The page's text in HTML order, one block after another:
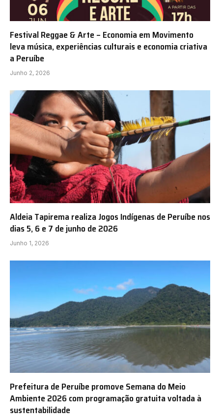
Festival Reggae & Arte – Economia em Movimento
leva música, experiências culturais e economia criativa
a Peruíbe
Junho 2, 2026
Aldeia Tapirema realiza Jogos Indígenas de Peruíbe nos
dias 5, 6 e 7 de junho de 2026
Junho 1, 2026
Prefeitura de Peruíbe promove Semana do Meio
Ambiente 2026 com programação gratuita voltada à
sustentabilidade